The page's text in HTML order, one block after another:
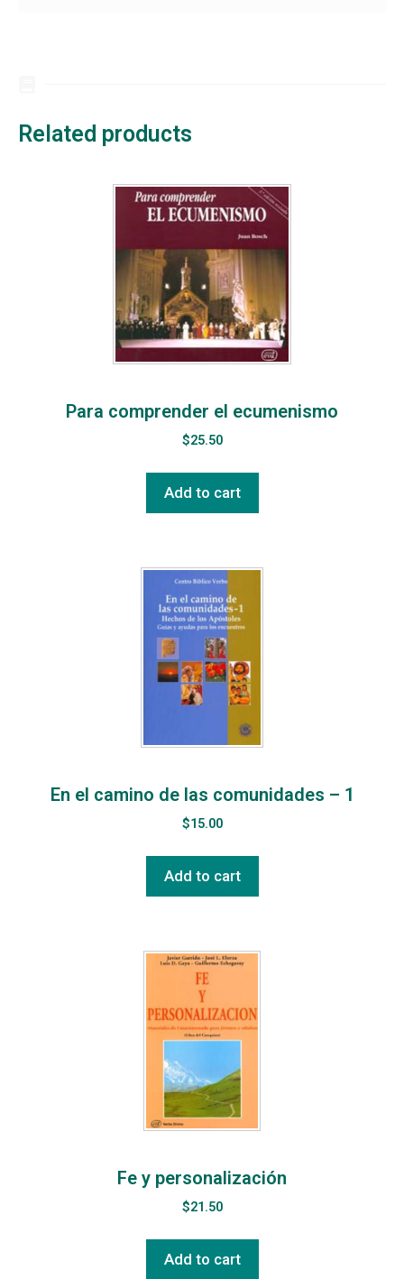
Related products
Para comprender el ecumenismo
$25.50
Add to cart
En el camino de las comunidades – 1
$15.00
Add to cart
Fe y personalización
$21.50
Add to cart